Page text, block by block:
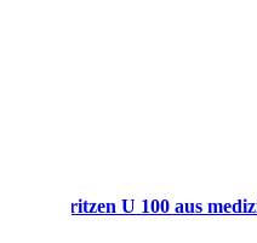
U 100 aus